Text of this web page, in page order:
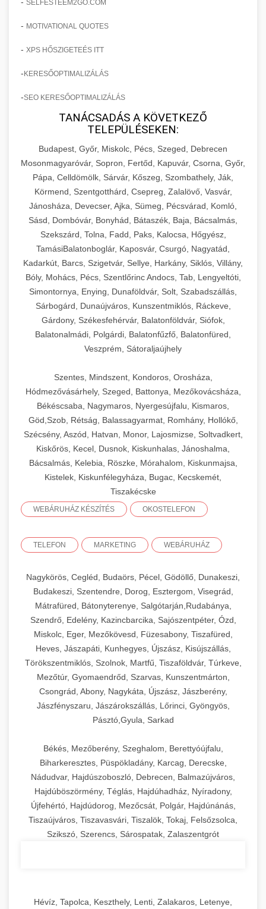
SELFESTEEM2GO.COM
- MOTIVATIONAL QUOTES
- XPS HŐSZIGETEÉS ITT
- KERESŐOPTIMALIZÁLÁS
-SEO KERESŐOPTIMALIZÁLÁS
TANÁCSADÁS A KÖVETKEZŐ
TELEPÜLÉSEKEN:
Budapest, Győr, Miskolc, Pécs, Szeged, Debrecen
Mosonmagyaróvár, Sopron, Fertőd, Kapuvár, Csorna, Győr,
Pápa, Celldömölk, Sárvár, Kőszeg, Szombathely, Ják,
Körmend, Szentgotthárd, Csepreg, Zalalövő, Vasvár,
Jánosháza, Devecser, Ajka, Sümeg, Pécsvárad, Komló,
Sásd, Dombóvár, Bonyhád, Bátaszék, Baja, Bácsalmás,
Szekszárd, Tolna, Fadd, Paks, Kalocsa, Hőgyész,
TamásiBalatonboglár, Kaposvár, Csurgó, Nagyatád,
Kadarkút, Barcs, Szigetvár, Sellye, Harkány, Siklós, Villány,
Bóly, Mohács, Pécs, Szentlőrinc Andocs, Tab, Lengyeltóti,
Simontornya, Enying, Dunaföldvár, Solt, Szabadszállás,
Sárbogárd, Dunaújváros, Kunszentmiklós, Ráckeve,
Gárdony, Székesfehérvár, Balatonföldvár, Siófok,
Balatonalmádi, Polgárdi, Balatonfűzfő, Balatonfüred,
Veszprém, Sátoraljaújhely
Szentes, Mindszent, Kondoros, Orosháza,
Hódmezővásárhely, Szeged, Battonya, Mezőkovácsháza,
Békéscsaba, Nagymaros, Nyergesújfalu, Kismaros,
Göd,Szob, Rétság, Balassagyarmat, Romhány, Hollókő,
Szécsény, Aszód, Hatvan, Monor, Lajosmizse, Soltvadkert,
Kiskőrös, Kecel, Dusnok, Kiskunhalas, Jánoshalma,
Bácsalmás, Kelebia, Röszke, Mórahalom, Kiskunmajsa,
Kistelek, Kiskunfélegyháza, Bugac, Kecskemét,
Tiszakécske
WEBÁRUHÁZ KÉSZÍTÉS OKOSTELEFON
TELEFON MARKETING WEBÁRUHÁZ
Nagykörös, Cegléd, Budaörs, Pécel, Gödöllő, Dunakeszi,
Budakeszi, Szentendre, Dorog, Esztergom, Visegrád,
Mátrafüred, Bátonyterenye, Salgótarján,Rudabánya,
Szendrő, Edelény, Kazincbarcika, Sajószentpéter, Ózd,
Miskolc, Eger, Mezőkövesd, Füzesabony, Tiszafüred,
Heves, Jászapáti, Kunhegyes, Újszász, Kisújszállás,
Törökszentmiklós, Szolnok, Martfű, Tiszaföldvár, Túrkeve,
Mezőtúr, Gyomaendrőd, Szarvas, Kunszentmárton,
Csongrád, Abony, Nagykáta, Újszász, Jászberény,
Jászfényszaru, Jászárokszállás, Lőrinci, Gyöngyös,
Pásztó,Gyula, Sarkad
Békés, Mezőberény, Szeghalom, Berettyóújfalu,
Biharkeresztes, Püspökladány, Karcag, Derecske,
Nádudvar, Hajdúszoboszló, Debrecen, Balmazújváros,
Hajdúböszörmény, Téglás, Hajdúhadház, Nyíradony,
Újfehértó, Hajdúdorog, Mezőcsát, Polgár, Hajdúnánás,
Tiszaújváros, Tiszavasvári, Tiszalök, Tokaj, Felsőzsolca,
Szikszó, Szerencs, Sárospatak, Zalaszentgrót
Hévíz, Tapolca, Keszthely, Lenti, Zalakaros, Letenye,